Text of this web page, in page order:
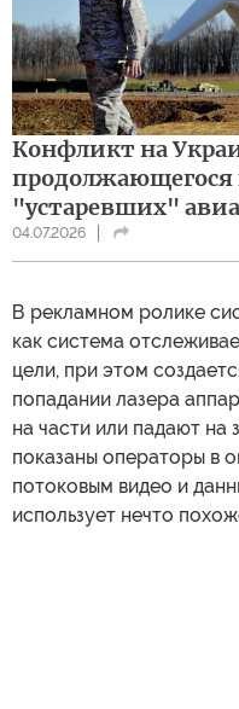
Конфликт на
продолжающегося
"устаревших"
04.07.2026
В рекламном ролике
как система
цели, при этом
попадании лазера
на части или падают
показаны операторы в
потоковым видео и
использует нечто